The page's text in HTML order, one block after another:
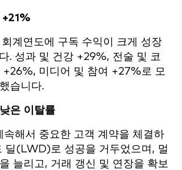
+21%
계연도에 구독 수익이 크게 성장
. 성과 및 건강 +29%, 전술 및 코
미디어 및 참여 +27%로 모
습니다.
은 이탈률
해서 중요한 고객 계약을 체결하
딜(LWD)로 성공을 거두었으며, 멀
늘리고, 거래 갱신 및 연장을 확보